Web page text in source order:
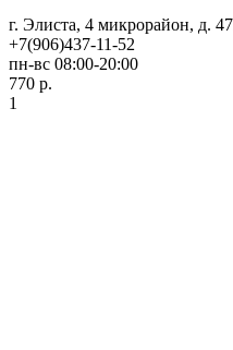
г. Элиста, 4 микрорайон, д.
+7(906)437-11-52
пн-вс 08:00-20:00
770 р.
1